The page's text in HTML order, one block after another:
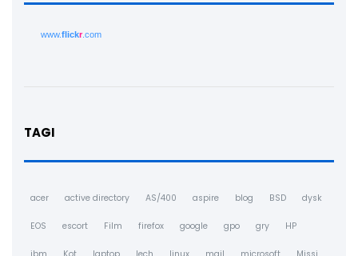
www.flickr.com
TAGI
acer active directory AS/400 aspire blog BSD dysk
EOS escort Film firefox google gpo gry HP